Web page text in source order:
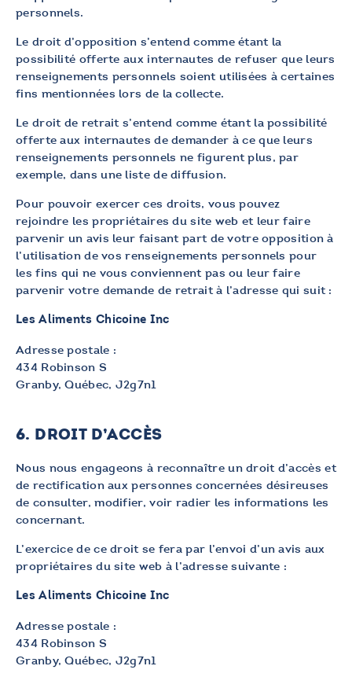
personnels.
Le droit d’opposition s’entend comme étant la
possibilité offerte aux internautes de refuser que leurs
renseignements personnels soient utilisées à certaines
fins mentionnées lors de la collecte.
Le droit de retrait s’entend comme étant la possibilité
offerte aux internautes de demander à ce que leurs
renseignements personnels ne figurent plus, par
exemple, dans une liste de diffusion.
Pour pouvoir exercer ces droits, vous pouvez
rejoindre les propriétaires du site web et leur faire
parvenir un avis leur faisant part de votre opposition à
l’utilisation de vos renseignements personnels pour
les fins qui ne vous conviennent pas ou leur faire
parvenir votre demande de retrait à l’adresse qui suit :
Les Aliments Chicoine Inc
Adresse postale :
434 Robinson S
Granby, Québec, J2g7n1
6. DROIT D’ACCÈS
Nous nous engageons à reconnaître un droit d’accès et
de rectification aux personnes concernées désireuses
de consulter, modifier, voir radier les informations les
concernant.
L’exercice de ce droit se fera par l’envoi d’un avis aux
propriétaires du site web à l’adresse suivante :
Les Aliments Chicoine Inc
Adresse postale :
434 Robinson S
Granby, Québec, J2g7n1